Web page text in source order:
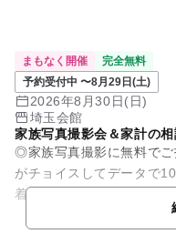
まもなく開催
完全無料
予約受付中 〜8月29日(土)
2026年8月30日(日)
埼玉会館
家族写真撮影会＆家計の
◎家族写真撮影に無料で
がチョイスしてデータで
着換えや衣装替えなども